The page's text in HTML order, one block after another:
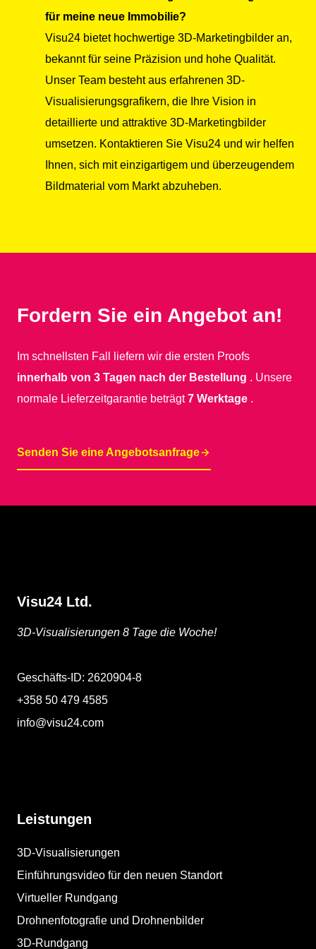
für meine neue Immobilie?
Visu24 bietet hochwertige 3D-Marketingbilder an,
bekannt für seine Präzision und hohe Qualität.
Unser Team besteht aus erfahrenen 3D-
Visualisierungsgrafikern, die Ihre Vision in
detaillierte und attraktive 3D-Marketingbilder
umsetzen. Kontaktieren Sie Visu24 und wir helfen
Ihnen, sich mit einzigartigem und überzeugendem
Bildmaterial vom Markt abzuheben.
Fordern Sie ein Angebot an!
Im schnellsten Fall liefern wir die ersten Proofs
innerhalb von 3 Tagen nach der Bestellung . Unsere
normale Lieferzeitgarantie beträgt7 Werktage .
Senden Sie eine Angebotsanfrage
Visu24 Ltd.
3D-Visualisierungen 8 Tage die Woche!
Geschäfts-ID: 2620904-8
+358 50 479 4585
info@visu24.com
Leistungen
3D-Visualisierungen
Einführungsvideo für den neuen Standort
Virtueller Rundgang
Drohnenfotografie und Drohnenbilder
3D-Rundgang